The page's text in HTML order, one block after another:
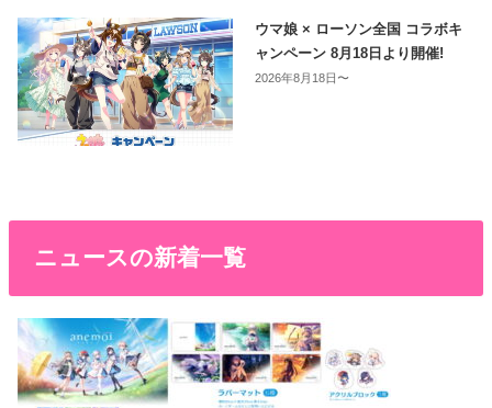
ウマ娘 × ローソン全国 コラボキ
ャンペーン 8月18日より開催!
2026年8月18日〜
ニュースの新着一覧